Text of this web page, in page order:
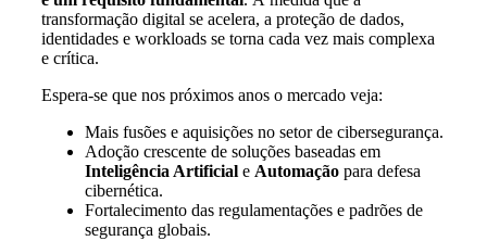
transformação digital se acelera, a proteção de dados,
identidades e workloads se torna cada vez mais complexa
e crítica.
Espera-se que nos próximos anos o mercado veja:
Mais fusões e aquisições no setor de cibersegurança.
Adoção crescente de soluções baseadas em
Inteligência Artificial e Automação para defesa
cibernética.
Fortalecimento das regulamentações e padrões de
segurança globais.